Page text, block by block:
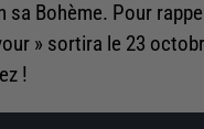
sa Bohème. Pour
» sortira le 23
!